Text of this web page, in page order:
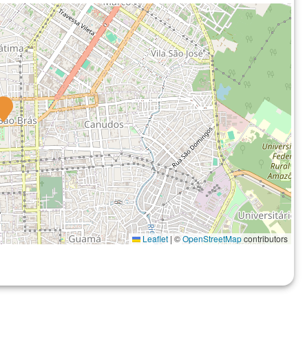
Leaflet | ©OpenStreetMapcontributors